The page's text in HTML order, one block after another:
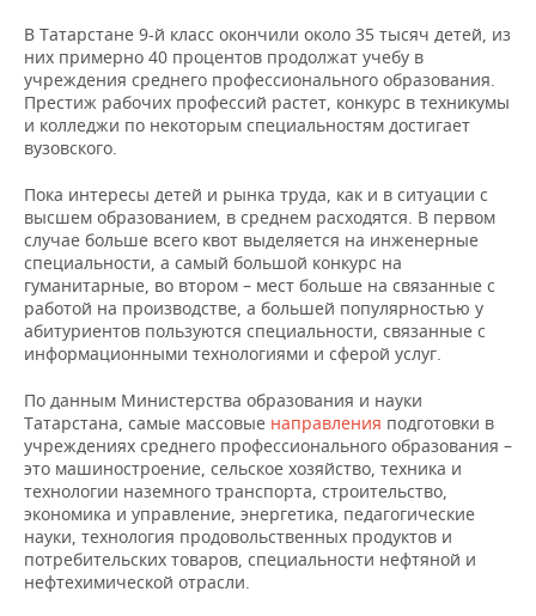
В Татарстане 9-й класс окончили около 35 тысяч детей, из
них примерно 40 процентов продолжат учебу в
учреждения среднего профессионального образования.
Престиж рабочих профессий растет, конкурс в техникумы
и колледжи по некоторым специальностям достигает
вузовского.
Пока интересы детей и рынка труда, как и в ситуации с
высшем образованием, в среднем расходятся. В первом
случае больше всего квот выделяется на инженерные
специальности, а самый большой конкурс на
гуманитарные, во втором – мест больше на связанные с
работой на производстве, а большей популярностью у
абитуриентов пользуются специальности, связанные с
информационными технологиями и сферой услуг.
По данным Министерства образования и науки
Татарстана, самые массовые направления подготовки в
учреждениях среднего профессионального образования –
это машиностроение, сельское хозяйство, техника и
технологии наземного транспорта, строительство,
экономика и управление, энергетика, педагогические
науки, технология продовольственных продуктов и
потребительских товаров, специальности нефтяной и
нефтехимической отрасли.